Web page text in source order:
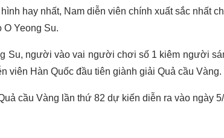
hay nhất, Nam diễn viên chính xuất sắc nhất
O Yeong Su.
Su, người vào vai người chơi số 1 kiêm người
viên Hàn Quốc đầu tiên giành giải Quả cầu Vàng.
cầu Vàng lần thứ 82 dự kiến diễn ra vào ngày